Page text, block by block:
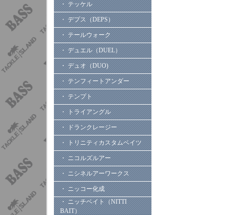
・ テッケル
・ デプス（DEPS）
・ テールウォーク
・ デュエル（DUEL）
・ デュオ（DUO)
・ テンフィートアンダー
・ テンプト
・ トライアングル
・ ドランクレージー
・ トリニティカスタムベイツ
・ ニコルズルアー
・ ニシネルアーワークス
・ ニッコー化成
・ ニッチベイト（NITTI
BAIT）